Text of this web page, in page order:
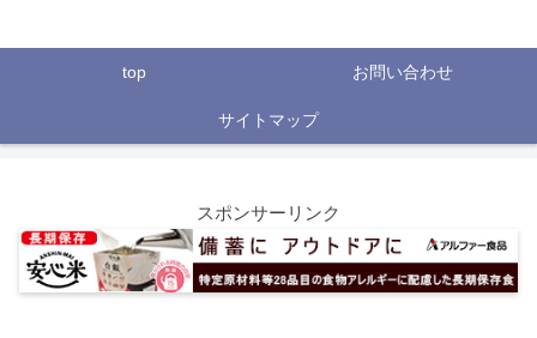
top お問い合わせ
サイトマップ
スポンサーリンク